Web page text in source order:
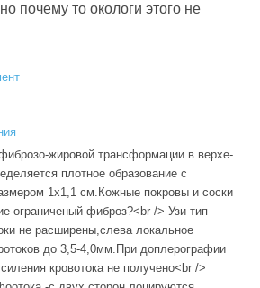
почему то окологи этого не
жировой трансформации в верхе-
плотное образование с
1х1,1 см.Кожные покровы и соски
ограниченый фиброз?<br /> Узи тип
не расширены,слева локальное
до 3,5-4,0мм.При доплерографии
кровотока не получено<br />